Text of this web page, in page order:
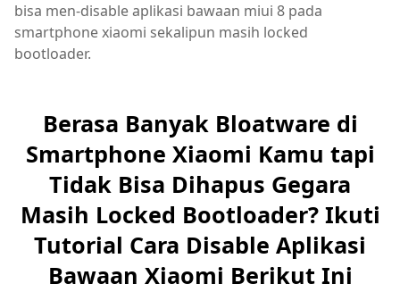
bisa men-disable aplikasi bawaan miui 8 pada
smartphone xiaomi sekalipun masih locked
bootloader.
Berasa Banyak Bloatware di
Smartphone Xiaomi Kamu tapi
Tidak Bisa Dihapus Gegara
Masih Locked Bootloader? Ikuti
Tutorial Cara Disable Aplikasi
Bawaan Xiaomi Berikut Ini